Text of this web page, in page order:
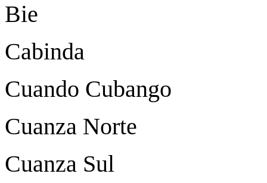
Bie
Cabinda
Cuando Cubango
Cuanza Norte
Cuanza Sul